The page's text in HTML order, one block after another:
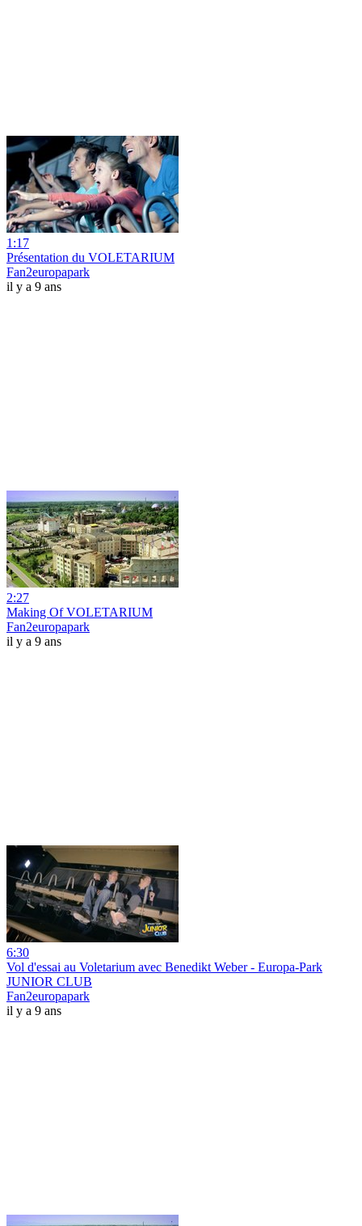
1:17
Présentation du VOLETARIUM
Fan2europapark
il y a 9 ans
2:27
Making Of VOLETARIUM
Fan2europapark
il y a 9 ans
6:30
Vol d'essai au Voletarium avec Benedikt Weber - Europa-Park
JUNIOR CLUB
Fan2europapark
il y a 9 ans